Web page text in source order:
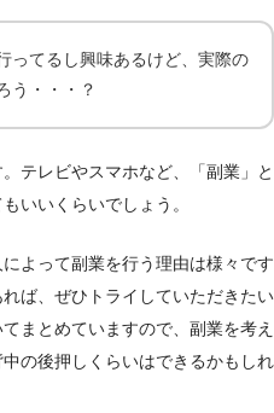
ってるし興味あるけど、実際の
う・・・？
テレビやスマホなど、「副業」と
いいくらいでしょう。
よって副業を行う理由は様々です
ば、ぜひトライしていただきたい
まとめていますので、副業を考え
の後押しくらいはできるかもしれ